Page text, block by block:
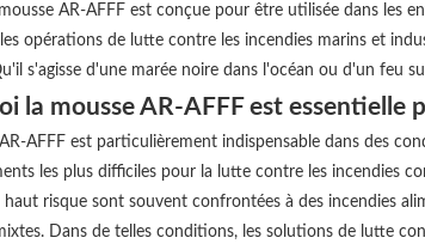
mousse AR-AFFF est conçue pour être utilisée dans
opérations de lutte contre les incendies marins et
s'agisse d'une marée noire dans l'océan ou d'un feu
la mousse AR-AFFF est
AR-AFFF est particulièrement indispensable dans des
les plus difficiles pour la lutte contre les incendies
haut risque sont souvent confrontées à des incendies
Dans de telles conditions, les solutions de lutte